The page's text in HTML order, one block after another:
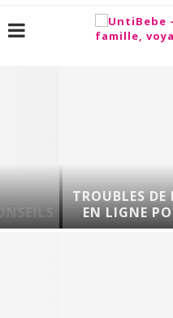
TROUBLES DE
EN LIGNE POUR